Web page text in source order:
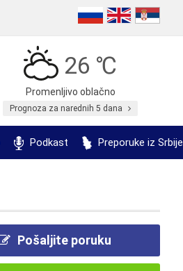
26 ℃
Promenljivo oblačno
Prognoza za narednih 5 dana
Podkast Preporuke iz Srbije
Pošaljite poruku